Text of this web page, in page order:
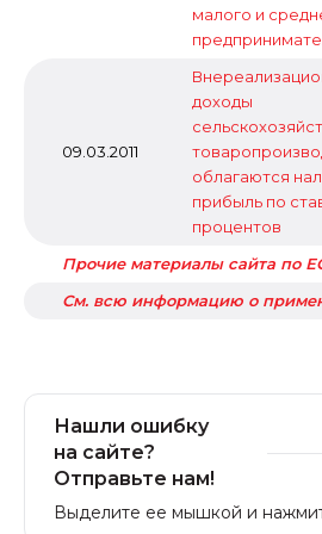
малого и
09.03.2011
доходы
облагаются
прибыль по
процентов
Прочие материалы сайта по
См. всю информацию о
Нашли ошибку
на сайте?
Отправьте нам!
Выделите ее мышкой и